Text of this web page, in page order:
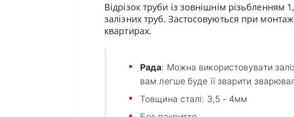
Відрізок труби із зовнішнім
залізних труб. Застосовуються при
квартирах.
Рада: Можна використовувати
вам легше буде її зварити
Товщина сталі: 3,5 - 4мм